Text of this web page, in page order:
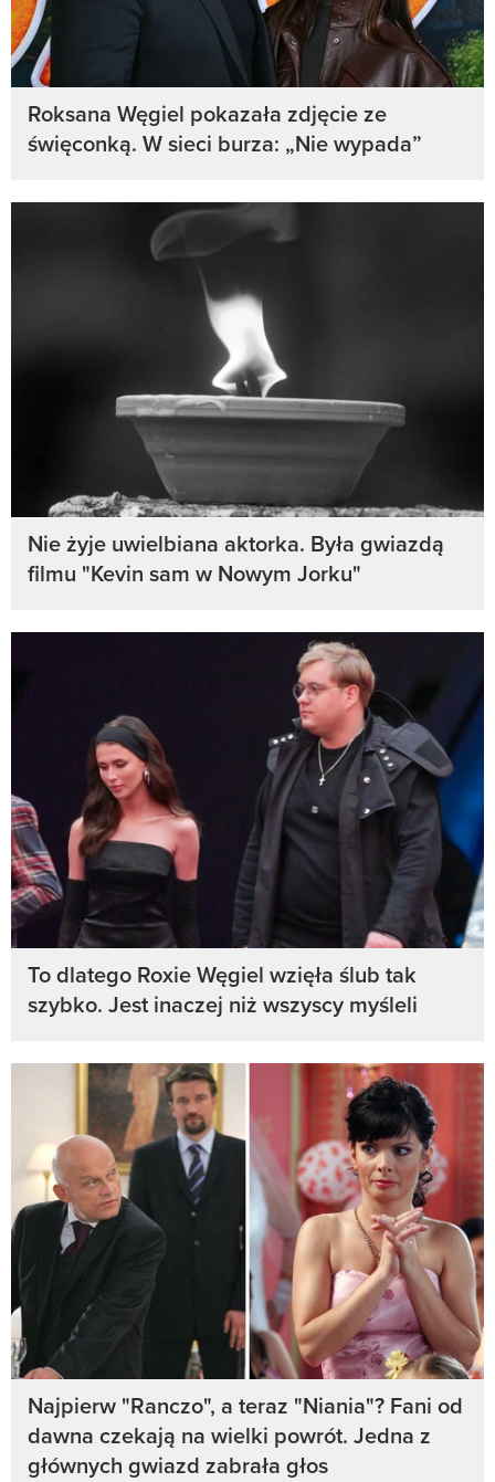
Roksana Węgiel pokazała zdjęcie ze
święconką. W sieci burza: „Nie wypada”
Nie żyje uwielbiana aktorka. Była gwiazdą
filmu "Kevin sam w Nowym Jorku"
To dlatego Roxie Węgiel wzięła ślub tak
szybko. Jest inaczej niż wszyscy myśleli
Najpierw "Ranczo", a teraz "Niania"? Fani od
dawna czekają na wielki powrót. Jedna z
głównych gwiazd zabrała głos